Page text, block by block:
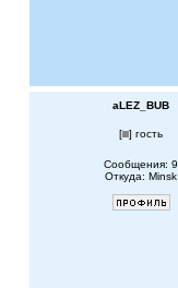
aLEZ_BUB
[ ] гость
Сообщения: 9
Откуда: Minsk